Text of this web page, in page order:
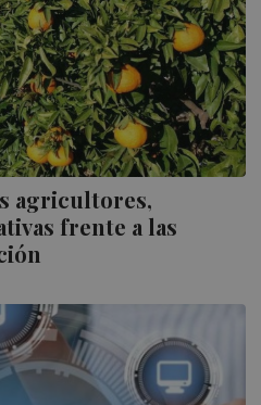
agricultores,
frente a las